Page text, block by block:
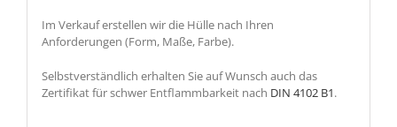
Im Verkauf erstellen wir die Hülle nach Ihren
Anforderungen (Form, Maße, Farbe).
Selbstverständlich erhalten Sie auf Wunsch auch das
Zertifikat für schwer Entflammbarkeit nach DIN 4102 B1.